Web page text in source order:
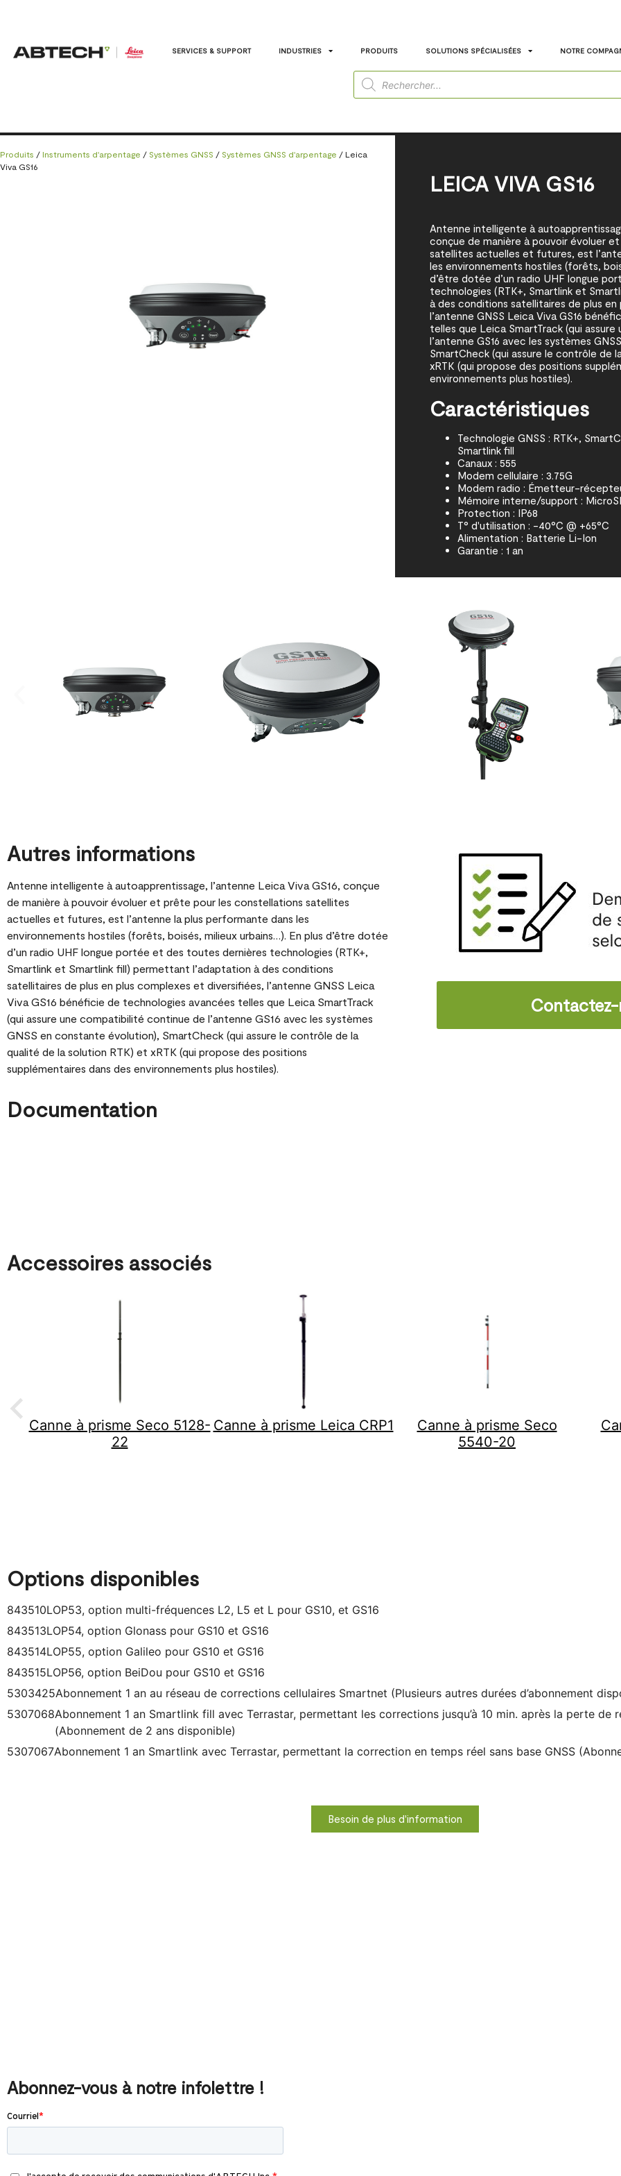
SERVICES & SUPPORT INDUSTRIES PRODUITS SOLUTIONS SPÉCIALISÉES NOTRE
Produits / Instruments d'arpentage / Systèmes GNSS / Systèmes GNSS d'arpentage / Leica
Viva GS16
LEICA VIVA GS16
Antenne intelligente à
conçue de manière à pouvoir évoluer
satellites actuelles et futures, est
les environnements hostiles (forêts,
d’être dotée d’un radio UHF longue
technologies (RTK+, Smartlink et
à des conditions satellitaires de plus
l’antenne GNSS Leica Viva GS16
telles que Leica SmartTrack (qui
l’antenne GS16 avec les systèmes
SmartCheck (qui assure le contrôle de
xRTK (qui propose des positions
environnements plus hostiles).
Caractéristiques
Technologie GNSS : RTK+,
Smartlink fill
Canaux : 555
Modem cellulaire : 3.75G
Modem radio : Émetteur-
Mémoire interne/support :
Protection : IP68
T° d'utilisation : -40°C @ +65°C
Alimentation : Batterie Li-Ion
Garantie : 1 an
Autres informations
Antenne intelligente à autoapprentissage, l’antenne Leica Viva GS16, conçue
de manière à pouvoir évoluer et prête pour les constellations satellites
actuelles et futures, est l’antenne la plus performante dans les
environnements hostiles (forêts, boisés, milieux urbains…). En plus d’être dotée
d’un radio UHF longue portée et des toutes dernières technologies (RTK+,
Smartlink et Smartlink fill) permettant l’adaptation à des conditions
satellitaires de plus en plus complexes et diversifiées, l’antenne GNSS Leica
Viva GS16 bénéficie de technologies avancées telles que Leica SmartTrack
(qui assure une compatibilité continue de l’antenne GS16 avec les systèmes
GNSS en constante évolution), SmartCheck (qui assure le contrôle de la
qualité de la solution RTK) et xRTK (qui propose des positions
supplémentaires dans des environnements plus hostiles).
Documentation
Accessoires associés
Canne à prisme Seco 5128-
22
Canne à prisme Leica CRP1
Canne à prisme Seco
5540-20
Options disponibles
843510LOP53, option multi-fréquences L2, L5 et L pour GS10, et GS16
843513LOP54, option Glonass pour GS10 et GS16
843514LOP55, option Galileo pour GS10 et GS16
843515LOP56, option BeiDou pour GS10 et GS16
5303425Abonnement 1 an au réseau de corrections cellulaires Smartnet (Plusieurs autres durées d’abonnement
5307068Abonnement 1 an Smartlink fill avec Terrastar, permettant les corrections jusqu’à 10 min. après la perte de
(Abonnement de 2 ans disponible)
5307067Abonnement 1 an Smartlink avec Terrastar, permettant la correction en temps réel sans base GNSS
Besoin de plus d'information
Abonnez-vous à notre infolettre !